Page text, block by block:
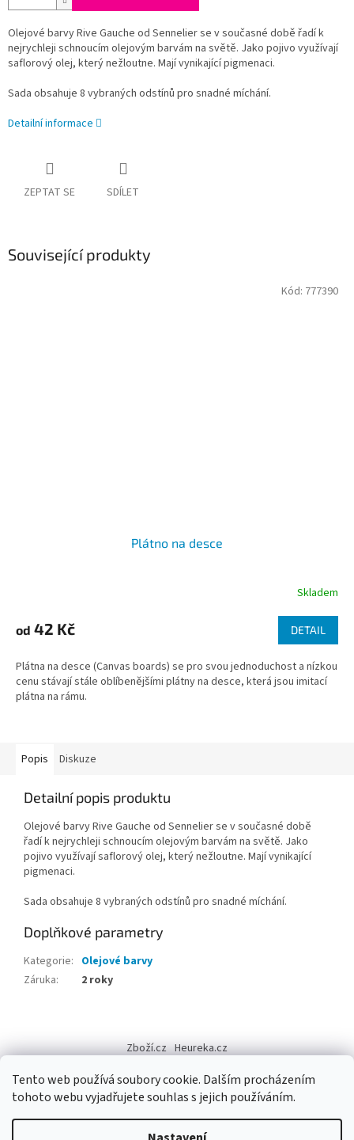
Tento web používá soubory cookie. Dalším procházením
tohoto webu vyjadřujete souhlas s jejich používáním.
Olejové barvy Rive Gauche od Sennelier se v současné době řadí k
nejrychleji schnoucím olejovým barvám na světě. Jako pojivo využívají
saflorový olej, který nežloutne. Mají vynikající pigmenaci.
Sada obsahuje 8 vybraných odstínů pro snadné míchání.
Detailní informace
ZEPTAT SE SDÍLET
Související produkty
Plátno na desce
Skladem
od 42 Kč DETAIL
Plátna na desce (Canvas boards) se pro svou jednoduchost a nízkou
cenu stávají stále oblíbenějšími plátny na desce, která jsou imitací
plátna na rámu.
Kód: 777390
Popis Diskuze
Detailní popis produktu
Olejové barvy Rive Gauche od Sennelier se v současné době
řadí k nejrychleji schnoucím olejovým barvám na světě. Jako
pojivo využívají saflorový olej, který nežloutne. Mají vynikající
pigmenaci.
Sada obsahuje 8 vybraných odstínů pro snadné míchání.
Doplňkové parametry
Kategorie: Olejové barvy
Záruka: 2 roky
p
Zboží.cz Heureka.cz